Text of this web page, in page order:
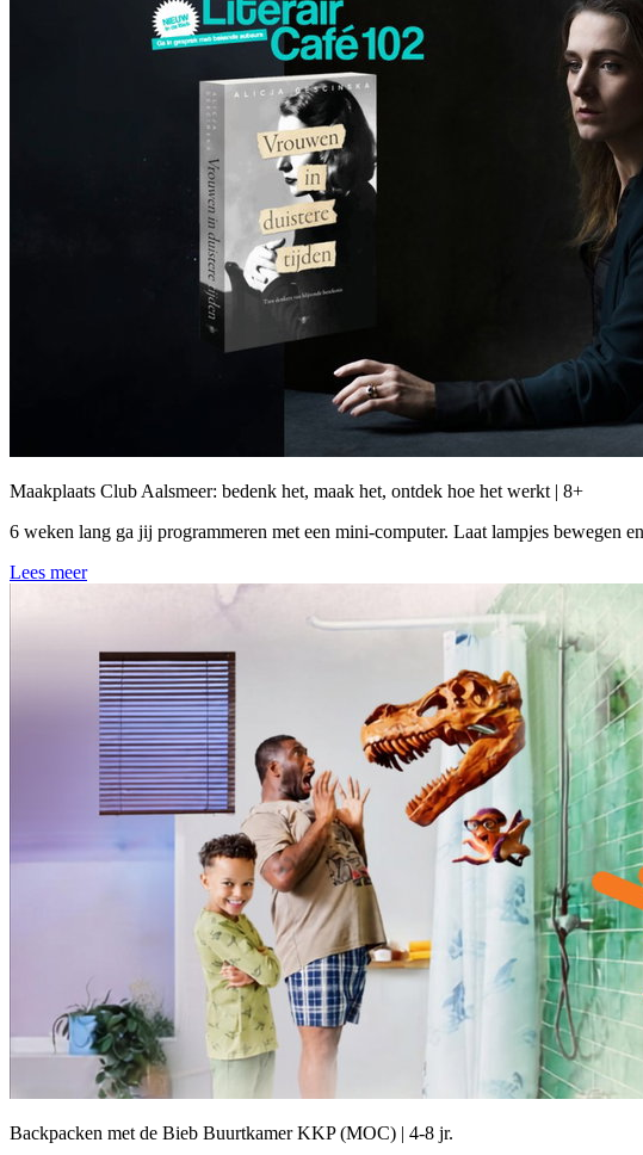
Maakplaats Club Aalsmeer: bedenk het, maak het, ontdek hoe het werkt | 8+
6 weken lang ga jij programmeren met een mini-computer. Laat lampjes bewegen
Lees meer
Backpacken met de Bieb Buurtkamer KKP (MOC) | 4-8 jr.